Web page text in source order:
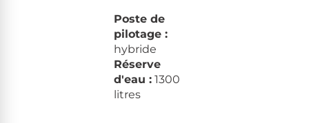
Poste de
pilotage :
hybride
Réserve
d'eau : 1300
litres